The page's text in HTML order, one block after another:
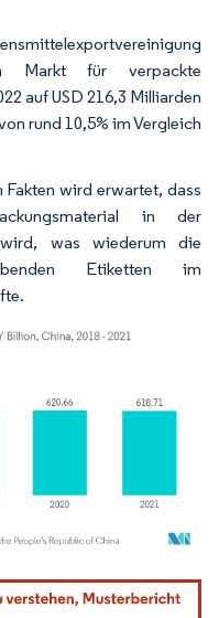
Markt für verpackte
auf USD 216,3 Milliarden
rund 10,5% im Vergleich
wird erwartet, dass
in der
wird, was wiederum die
Etiketten im
erfordert Namensnennung gemäß